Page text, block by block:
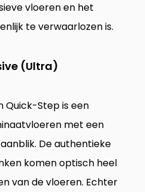
vloeren en het
te verwaarlozen is.
(Ultra)
Quick-Stepis een
met een
De authentieke
komen optisch heel
van de vloeren. Echter